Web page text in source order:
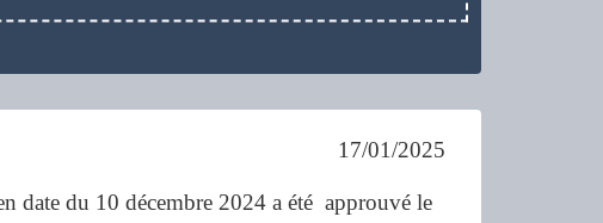
17/01/2025
date du 10 décembre 2024 a été approuvé le